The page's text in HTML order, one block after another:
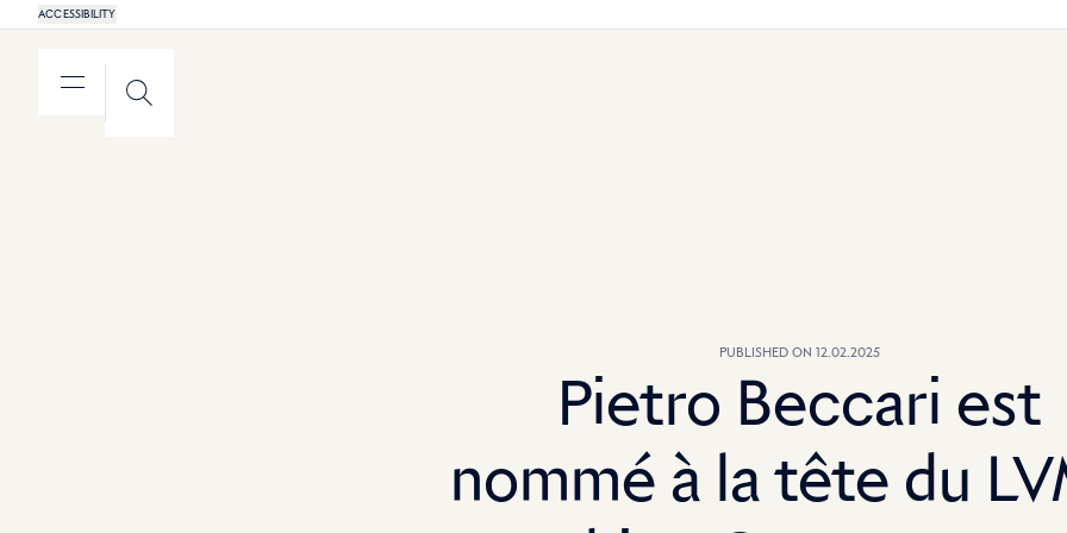
ACCESSIBILITY
MENU SEARCH
PUBLISHED ON 12.02.2025
Pietro Beccari est
nommé à la tête du